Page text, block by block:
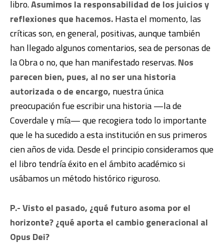
libro.Asumimos la responsabilidad de los juicios y
reflexiones que hacemos.Hasta el momento, las
críticas son, en general, positivas, aunque también
han llegado algunos comentarios, sea de personas de
la Obra o no, que han manifestado reservas.Nos
parecen bien, pues, al no ser una historia
autorizada o de encargo, nuestra única
preocupación fue escribir una historia —la de
Coverdale y mía— que recogiera todo lo importante
que le ha sucedido a esta institución en sus primeros
cien años de vida. Desde el principio consideramos que
el libro tendría éxito en el ámbito académico si
usábamos un método histórico riguroso.
P.- Visto el pasado, ¿qué futuro asoma por el
horizonte? ¿qué aporta el cambio generacional al
Opus Dei?